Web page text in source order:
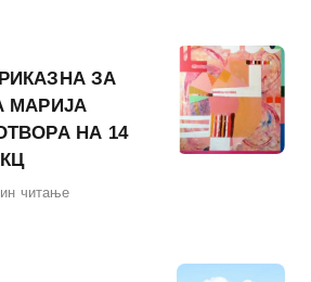
ЗА
МАРИЈА
НА 14
читање